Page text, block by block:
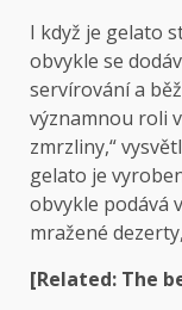
I když je gelato
obvykle se
servírování a
významnou roli
zmrzliny,“
gelato je
obvykle podává
mražené
[Related: The